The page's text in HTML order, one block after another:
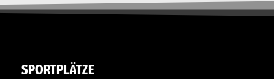
SPORTPLÄTZE